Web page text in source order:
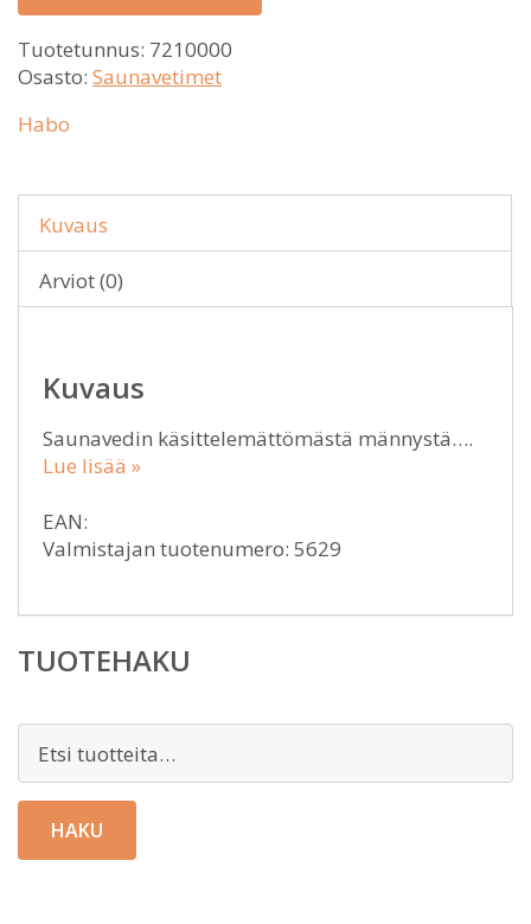
Tuotetunnus: 7210000
Osasto: Saunavetimet
Habo
Kuvaus
Arviot (0)
Kuvaus
Saunavedin käsittelemättömästä männystä….
Lue lisää »
EAN:
Valmistajan tuotenumero: 5629
TUOTEHAKU
HAKU